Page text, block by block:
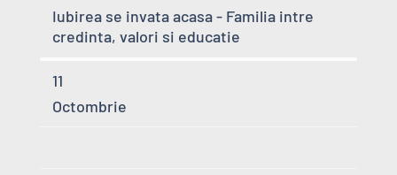
Iubirea se invata acasa - Familia intre
credinta, valori si educatie
11
Octombrie